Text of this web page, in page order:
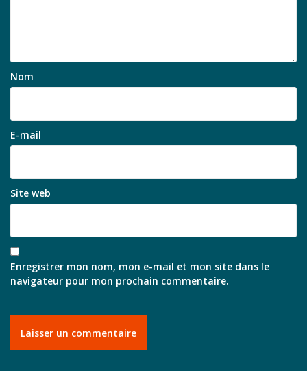
Nom
E-mail
Site web
Enregistrer mon nom, mon e-mail et mon site dans le
navigateur pour mon prochain commentaire.